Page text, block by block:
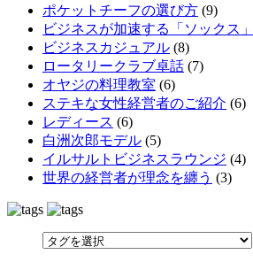
ポケットチーフの選び方 (9)
ビジネスが加速する「ソックス」
ビジネスカジュアル (8)
ロータリークラブ卓話 (7)
オヤジの料理教室 (6)
ステキな女性経営者のご紹介 (6)
レディース (6)
白洲次郎モデル (5)
イルサルトビジネスラウンジ (4)
世界の経営者が理念を纏う (3)